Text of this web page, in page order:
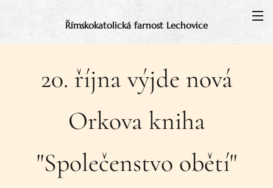
Římskokatolická farnost Lechovice
20. října výjde nová
Orkova kniha
"Společenstvo obětí"